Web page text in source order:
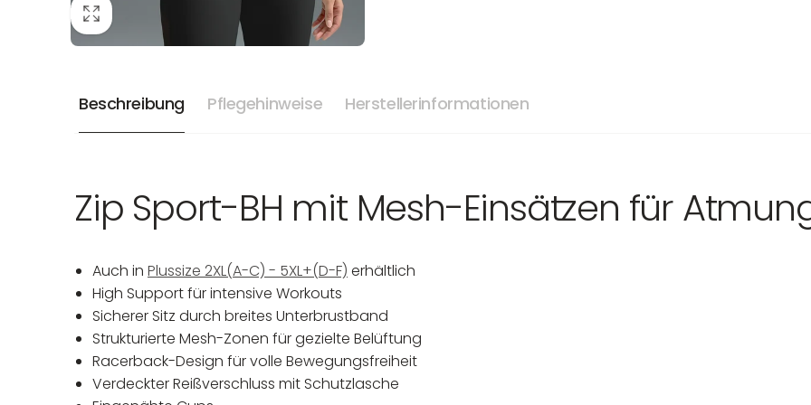
Beschreibung Pflegehinweise Herstellerinformationen
Zip Sport-BH mit Mesh-Einsätzen für
Auch in Plussize 2XL(A-C) - 5XL+(D-F) erhältlich
High Support für intensive Workouts
Sicherer Sitz durch breites Unterbrustband
Strukturierte Mesh-Zonen für gezielte Belüftung
Racerback-Design für volle Bewegungsfreiheit
Verdeckter Reißverschluss mit Schutzlasche